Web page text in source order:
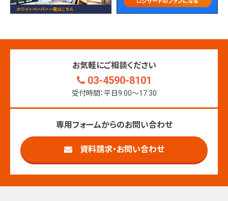
お気軽にご相談ください
03-4590-8101
受付時間：平日9:00〜17:30
専用フォームからのお問い合わせ
資料請求・お問い合わせ